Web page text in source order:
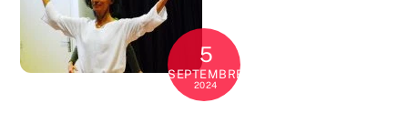
5
SEPTEMBRE
2024